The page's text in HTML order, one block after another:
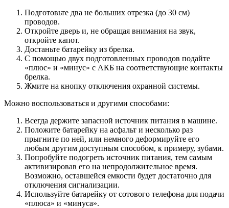
Подготовьте два не больших отрезка (до 30 см)
проводов.
Откройте дверь и, не обращая внимания на звук,
откройте капот.
Достаньте батарейку из брелка.
С помощью двух подготовленных проводов подайте
«плюс» и «минус» с АКБ на соответствующие контакты
брелка.
Жмите на кнопку отключения охранной системы.
Можно воспользоваться и другими способами:
Всегда держите запасной источник питания в машине.
Положите батарейку на асфальт и несколько раз
прыгните по ней, или немного деформируйте его
любым другим доступным способом, к примеру, зубами.
Попробуйте подогреть источник питания, тем самым
активизировав его на непродолжительное время.
Возможно, оставшейся емкости будет достаточно для
отключения сигнализации.
Используйте батарейку от сотового телефона для подачи
«плюса» и «минуса».